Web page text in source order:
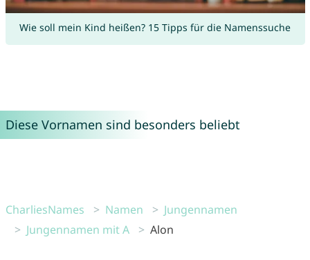
Wie soll mein Kind heißen? 15 Tipps für die Namenssuche
Diese Vornamen sind besonders beliebt
CharliesNames Namen
Jungennamen
Jungennamen mit A
Alon